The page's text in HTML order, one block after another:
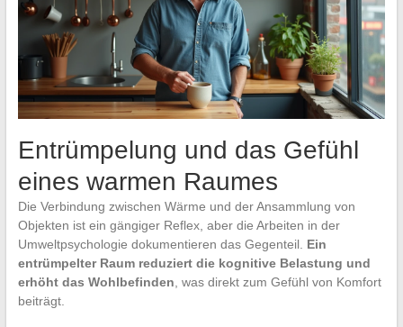
Entrümpelung und das Gefühl
eines warmen Raumes
Die Verbindung zwischen Wärme und der Ansammlung von
Objekten ist ein gängiger Reflex, aber die Arbeiten in der
Umweltpsychologie dokumentieren das Gegenteil. Ein
entrümpelter Raum reduziert die kognitive Belastung und
erhöht das Wohlbefinden, was direkt zum Gefühl von Komfort
beiträgt.